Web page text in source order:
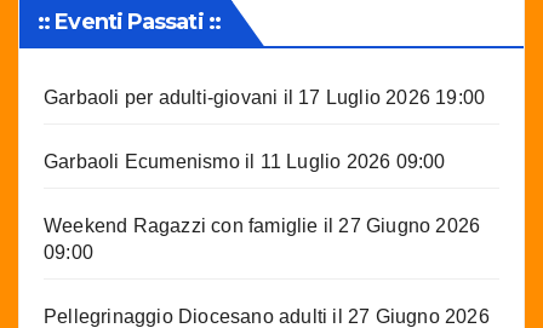
:: Eventi Passati ::
Garbaoli per adulti-giovani il 17 Luglio 2026 19:00
Garbaoli Ecumenismoil 11 Luglio 2026 09:00
Weekend Ragazzi con famiglie il 27 Giugno 2026
09:00
Pellegrinaggio Diocesano adulti il 27 Giugno 2026